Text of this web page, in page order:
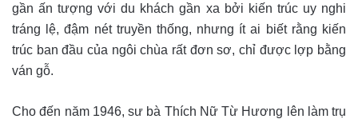
gần ấn tượng với du khách gần xa bởi kiến trúc uy nghi
tráng lệ, đậm nét truyền thống, nhưng ít ai biết rằng kiến
trúc ban đầu của ngôi chùa rất đơn sơ, chỉ được lợp bằng
ván gỗ.
Cho đến năm 1946, sư bà Thích Nữ Từ Hương lên làm trụ